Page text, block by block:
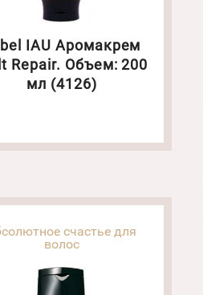
IAU Аромакрем
Repair. Объем: 200
мл (4126)
счастье для
волос